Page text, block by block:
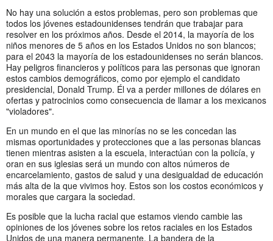
No hay una solución a estos problemas, pero son problemas que
todos los jóvenes estadounidenses tendrán que trabajar para
resolver en los próximos años. Desde el 2014, la mayoría de los
niños menores de 5 años en los Estados Unidos no son blancos;
para el 2043 la mayoría de los estadounidenses no serán blancos.
Hay peligros financieros y políticos para las personas que ignoran
estos cambios demográficos, como por ejemplo el candidato
presidencial, Donald Trump. Él va a perder millones de dólares en
ofertas y patrocinios como consecuencia de llamar a los mexicanos
"violadores".
En un mundo en el que las minorías no se les concedan las
mismas oportunidades y protecciones que a las personas blancas
tienen mientras asisten a la escuela, interactúan con la policía, y
oran en sus iglesias será un mundo con altos números de
encarcelamiento, gastos de salud y una desigualdad de educación
más alta de la que vivimos hoy. Estos son los costos económicos y
morales que cargara la sociedad.
Es posible que la lucha racial que estamos viendo cambie las
opiniones de los jóvenes sobre los retos raciales en los Estados
Unidos de una manera permanente. La bandera de la